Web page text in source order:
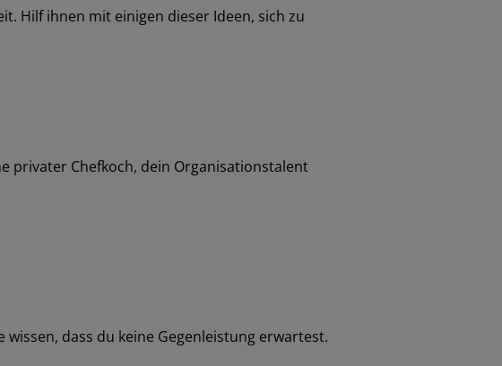
Hilf ihnen mit einigen dieser Ideen, sich zu
privater Chefkoch, dein Organisationstalent
dass du keine Gegenleistung erwartest.